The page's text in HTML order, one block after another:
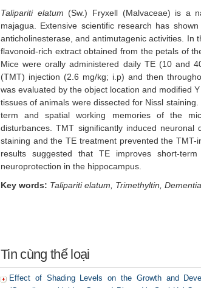
Talipariti elatum (Sw.) Fryxell (Malvaceae) is a
majagua. Extensive scientific research has
anticholinesterase, and antimutagenic activities. In
flavonoid-rich extract obtained from the petals of
Mice were orally administered daily TE (10 and
(TMT) injection (2.6 mg/kg; i.p) and then
was evaluated by the object location and modified
tissues of animals were dissected for Nissl
term and spatial working memories of the
disturbances. TMT significantly induced
staining and the TE treatment prevented the
results suggested that TE improves short-
neuroprotection in the hippocampus.
Key words: Talipariti elatum , Trimethyltin,
Tin cùng thể loại
Effect of Shading Levels on the Growth and